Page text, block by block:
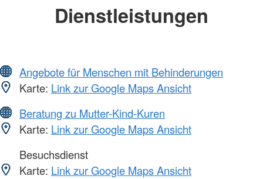
Dienstleistungen
Angebote für Menschen mit Behinderungen
Karte: Link zur Google Maps Ansicht
Beratung zu Mutter-Kind-Kuren
Karte: Link zur Google Maps Ansicht
Besuchsdienst
Karte: Link zur Google Maps Ansicht